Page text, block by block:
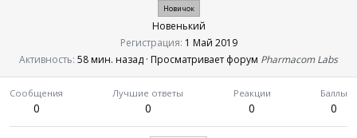
Новичок
Новенький
Регистрация 1 Май 2019
Активность 58 мин. назад · Просматривает форум Pharmacom Labs
Сообщения
0
Лучшие ответы
0
Реакции
0
Баллы
0